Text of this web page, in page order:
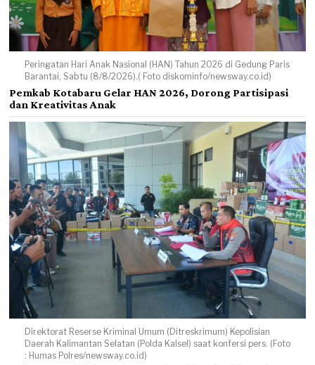
Peringatan Hari Anak Nasional (HAN) Tahun 2026 di Gedung Paris
Barantai, Sabtu (8/8/2026).( Foto diskominfo/newsway.co.id)
Pemkab Kotabaru Gelar HAN 2026, Dorong Partisipasi
dan Kreativitas Anak
Direktorat Reserse Kriminal Umum (Ditreskrimum) Kepolisian
Daerah Kalimantan Selatan (Polda Kalsel) saat konfersi pers. (Foto
: Humas Polres/newsway.co.id)